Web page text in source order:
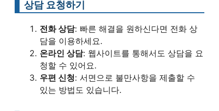
상담 요청하기
전화 상담: 빠른 해결을 원하신다면 전화 상
담을 이용하세요.
온라인 상담: 웹사이트를 통해서도 상담을 요
청할 수 있어요.
우편 신청: 서면으로 불만사항을 제출할 수
있는 방법도 있습니다.